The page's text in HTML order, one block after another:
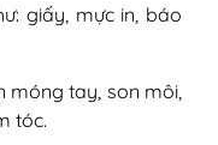
giấy, mực in, báo
móng tay, son môi,
tóc.